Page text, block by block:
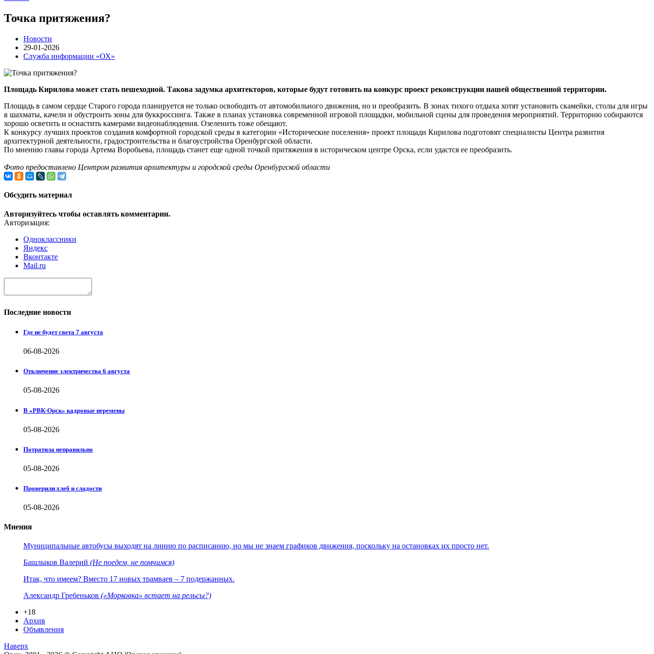
Точка притяжения?
Новости
29-01-2026
Служба информации «ОХ»
Площадь Кирилова может стать пешеходной. Такова задумка архитекторов, которые будут готовить на конкурс проект реконструкции нашей общественной территории.
Площадь в самом сердце Старого города планируется не только освободить от автомобильного движения, но и преобразить. В зонах тихого отдыха хотят установить скамейки, столы для игры
в шахматы, качели и обустроить зоны для буккроссинга. Также в планах установка современной игровой площадки, мобильной сцены для проведения мероприятий. Территорию собираются
хорошо осветить и оснастить камерами видеонаблюдения. Озеленить тоже обещают.
К конкурсу лучших проектов создания комфортной городской среды в категории «Исторические поселения» проект площади Кирилова подготовят специалисты Центра развития
архитектурной деятельности, градостроительства и благоустройства Оренбургской области.
По мнению главы города Артема Воробьева, площадь станет еще одной точкой притяжения в историческом центре Орска, если удастся ее преобразить.
Фото предоставлено Центром развития архитектуры и городской среды Оренбургской области
Обсудить материал
Авторизуйтесь чтобы оставлять комментарии.
Авторизация:
Одноклассники
Яндекс
Вконтакте
Mail.ru
Последние новости
Где не будет света 7 августа
06-08-2026
Отключение электричества 6 августа
05-08-2026
В «РВК-Орск» кадровые перемены
05-08-2026
Потратила неправильно
05-08-2026
Проверили хлеб и сладости
05-08-2026
Мнения
Муниципальные автобусы выходят на линию по расписанию, но мы не знаем графиков движения, поскольку на остановках их просто нет.
Башлыков Валерий (Не поедем, не помчимся)
Итак, что имеем? Вместо 17 новых трамваев – 7 подержанных.
Александр Гребеньков («Морковка» встает на рельсы?)
+18
Архив
Объявления
Наверх